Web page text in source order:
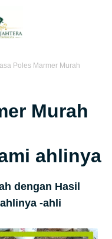
Poles Marmer Murah
Murah
ahlinya
dengan Hasil
-ahli